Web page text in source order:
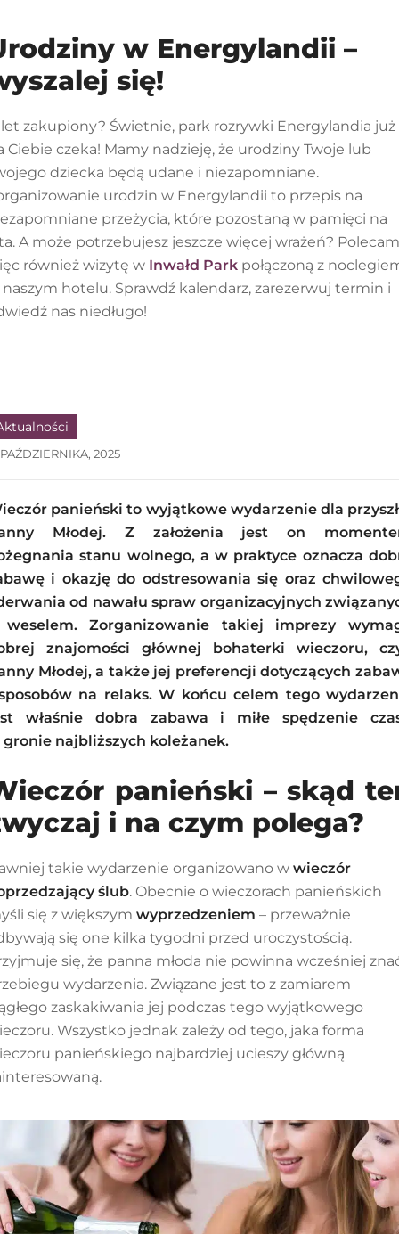
w Energylandii –
się!
zakupiony? Świetnie, park rozrywki Energylandia już
Ciebie czeka! Mamy nadzieję, że urodziny Twoje lub
dziecka będą udane i niezapomniane.
urodzin w Energylandii to przepis na
przeżycia, które pozostaną w pamięci na
A może potrzebujesz jeszcze więcej wrażeń?
również wizytę w Inwałd Park połączoną z
hotelu. Sprawdź kalendarz, zarezerwuj termin i
nas niedługo!
PAŹDZIERNIKA, 2025
panieński to wyjątkowe wydarzenie dla
Młodej. Z założenia jest on
stanu wolnego, a w praktyce oznacza
i okazję do odstresowania się oraz
od nawału spraw organizacyjnych
Zorganizowanie takiej imprezy
znajomości głównej bohaterki wieczoru,
Młodej, a także jej preferencji dotyczących
na relaks. W końcu celem tego
właśnie dobra zabawa i miłe spędzenie
gronie najbliższych koleżanek.
panieński – skąd
i na czym polega?
takie wydarzenie organizowano w wieczór
ślub. Obecnie o wieczorach panieńskich
się z większym wyprzedzeniem – przeważnie
się one kilka tygodni przed uroczystością.
się, że panna młoda nie powinna wcześniej
wydarzenia. Związane jest to z zamiarem
zaskakiwania jej podczas tego wyjątkowego
Wszystko jednak zależy od tego, jaka forma
panieńskiego najbardziej ucieszy główną